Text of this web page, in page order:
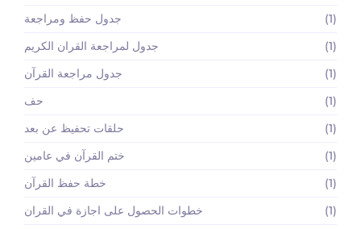
جدول حفظ ومراجعة
(1)
جدول لمراجعة القران الكريم
(1)
جدول مراجعة القرآن
(1)
حف
(1)
حلقات تحفيظ عن بعد
(1)
ختم القرآن في عامين
(1)
خطة حفظ القرآن
(1)
خطوات الحصول على اجازة في القران
(1)